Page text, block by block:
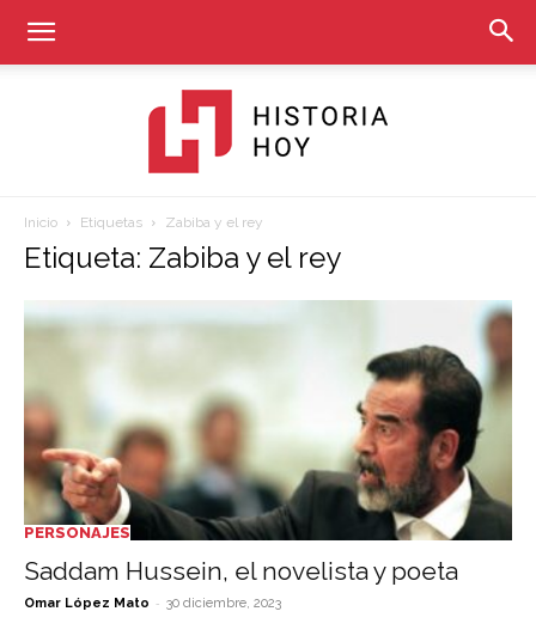
Inicio Etiquetas Zabiba y el rey
Etiqueta: Zabiba y el rey
PERSONAJES
Saddam Hussein, el novelista y poeta
Omar López Mato - 30 diciembre, 2023